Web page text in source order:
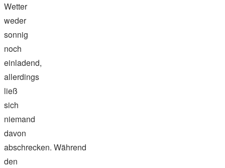
nach:
Wetter
weder
sonnig
noch
einladend,
allerdings
ließ
sich
niemand
davon
abschrecken. Während
den